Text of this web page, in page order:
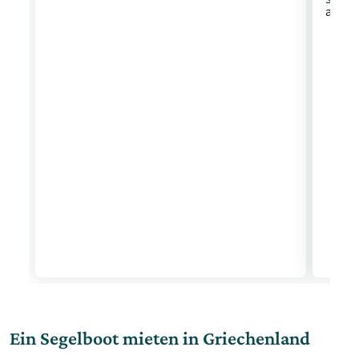
Ein Segelboot mieten in Griechenland